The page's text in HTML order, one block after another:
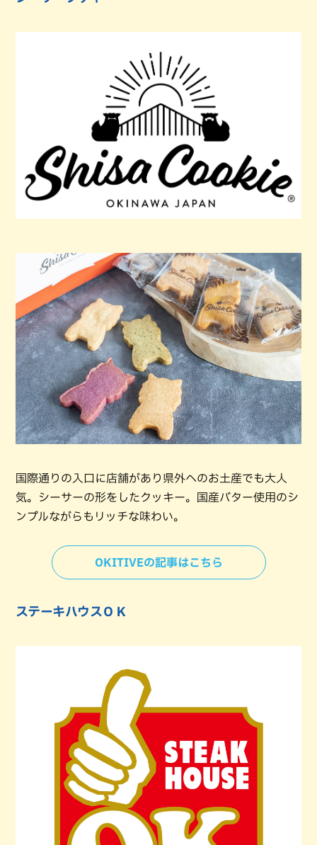
国際通りの入口に店舗があり県外へのお土産でも大人
気。シーサーの形をしたクッキー。国産バター使用のシ
ンプルながらもリッチな味わい。
OKITIVEの記事はこちら
ステーキハウスＯＫ